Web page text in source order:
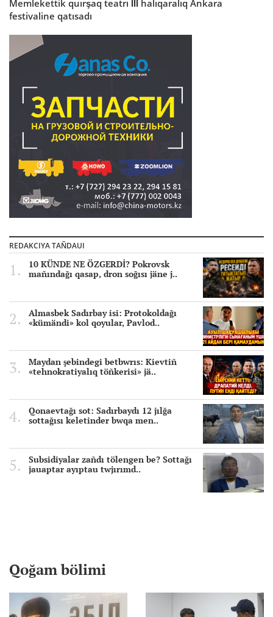
Memlekettik quırşaq teatrı İİİ halıqaralıq Ankara
festivaline qatısadı
REDAKCIYA TAÑDAUI
10 KÜNDE NE ÖZGERDİ? Pokrovsk
mañındağı qasap, dron soğısı jäne j..
Almasbek Sadırbay isi: Protokoldağı
«kümändi» kol qoyular, Pavlod..
Maydan şebindegi betbwrıs: Kievtiñ
«tehnokratiyalıq töñkerisi» jä..
Qonaevtağı sot: Sadırbaydı 12 jılğa
sottağısı keletinder bwqa men..
Subsidiyalar zañdı tölengen be? Sottağı
jauaptar ayıptau twjırımd..
Qoğam bölimi